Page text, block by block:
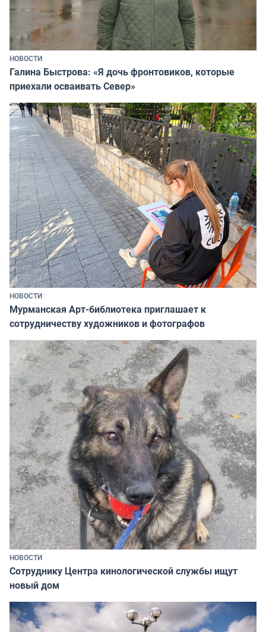
НОВОСТИ
Галина Быстрова: «Я дочь фронтовиков, которые
приехали осваивать Север»
НОВОСТИ
Мурманская Арт-библиотека приглашает к
сотрудничеству художников и фотографов
НОВОСТИ
Сотруднику Центра кинологической службы ищут
новый дом